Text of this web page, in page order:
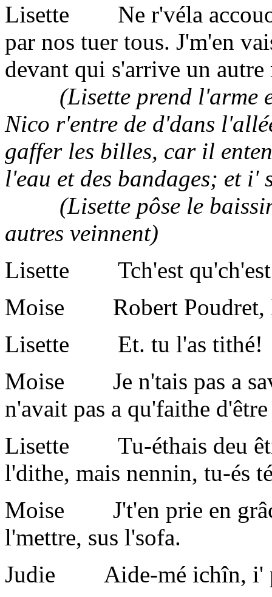
Lisette Ne r'véla accouo
par nos tuer tous. J'm'en
devant qui s'arrive un autre
(Lisette prend l'arme et
Nico r'entre de d'dans
gaffer les billes, car il
l'eau et des bandages; et
(Lisette pôse le
autres veinnent)
Lisette Tch'est
Moise Robert Poudret,
Lisette Et. tu l'as tithé!
Moise Je n'tais pas a
n'avait pas a qu'faithe
Lisette Tu-éthais deu
l'dithe, mais nennin, tu-és
Moise J't'en prie en
l'mettre, sus l'sofa.
Judie Aide-mé ichîn, i'